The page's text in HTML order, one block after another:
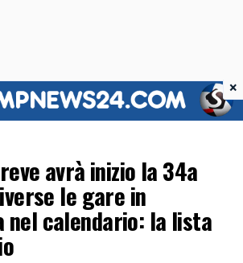
avrà inizio la 34a
le gare in
nel calendario: la lista
×